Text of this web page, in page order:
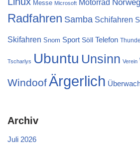
Messe Microsoft Motorrad
Radfahren Samba Schifahren
Skifahren Snom Sport Söll Telefon
Tscharlys Ubuntu Unsinn Verein
WindoofÄrgerlich
Archiv
Juli 2026